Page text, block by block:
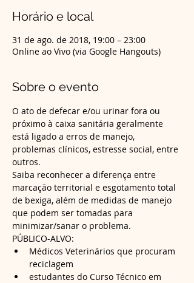
Horário e local
31 de ago. de 2018, 19:00 – 23:00
Online ao Vivo (via Google Hangouts)
Sobre o evento
O ato de defecar e/ou urinar fora ou
próximo à caixa sanitária geralmente
está ligado a erros de manejo,
problemas clínicos, estresse social, entre
outros.
Saiba reconhecer a diferença entre
marcação territorial e esgotamento total
de bexiga, além de medidas de manejo
que podem ser tomadas para
PÚBLICO-ALVO:
Médicos Veterinários que procuram
reciclagem
estudantes do Curso Técnico em